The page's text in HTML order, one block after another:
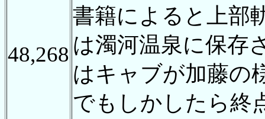
48,268
書籍によると上部
は濁河温泉に保存
はキャブが加藤の
でもしかしたら終